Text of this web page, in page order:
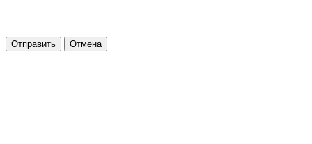
Отправить Отмена